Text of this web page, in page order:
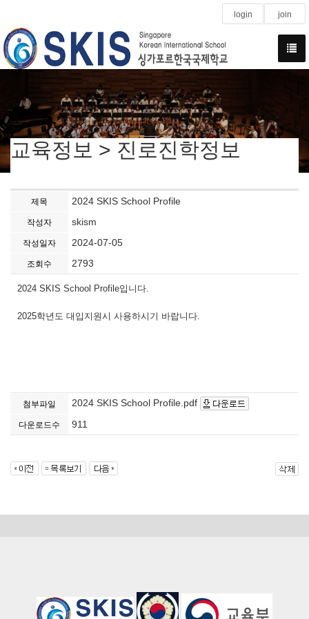
login join
교육정보 > 진로진학정보
제목 2024 SKIS School Profile
작성자 skism
작성일자 2024-07-05
조회수 2793
2024 SKIS School Profile입니다.
2025학년도 대입지원시 사용하시기 바랍니다.
첨부파일 2024 SKIS School Profile.pdf
다운로드수 911